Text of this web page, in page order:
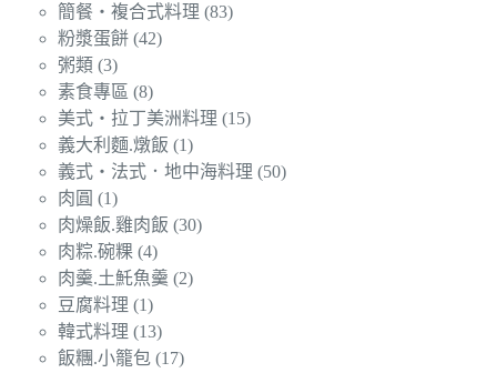
簡餐‧複合式料理 (83)
粉漿蛋餅 (42)
粥類 (3)
素食專區 (8)
美式‧拉丁美洲料理 (15)
義大利麵.燉飯 (1)
義式‧法式．地中海料理 (50)
肉圓 (1)
肉燥飯.雞肉飯 (30)
肉粽.碗粿 (4)
肉羹.土魠魚羹 (2)
豆腐料理 (1)
韓式料理 (13)
飯糰.小籠包 (17)